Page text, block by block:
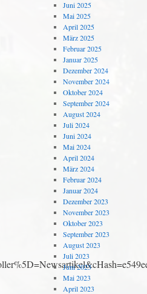
Juni 2025
Mai 2025
April 2025
März 2025
Februar 2025
Januar 2025
Dezember 2024
November 2024
Oktober 2024
September 2024
August 2024
Juli 2024
Juni 2024
Mai 2024
April 2024
März 2024
Februar 2024
Januar 2024
Dezember 2023
November 2023
Oktober 2023
September 2023
August 2023
Juli 2023
Juni 2023
Mai 2023
April 2023